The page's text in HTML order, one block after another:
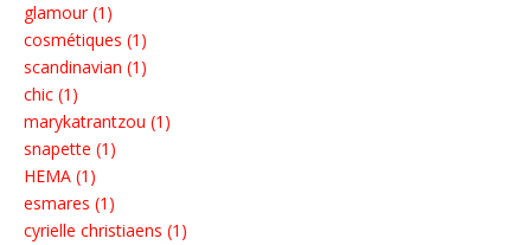
glamour (1)
cosmétiques (1)
scandinavian (1)
chic (1)
marykatrantzou (1)
snapette (1)
HEMA (1)
esmares (1)
cyrielle christiaens (1)